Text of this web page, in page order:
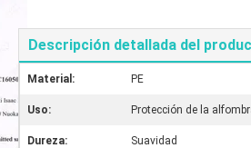
Descripción detallada del
Material: PE
Uso: Protección de la
Dureza: Suavidad